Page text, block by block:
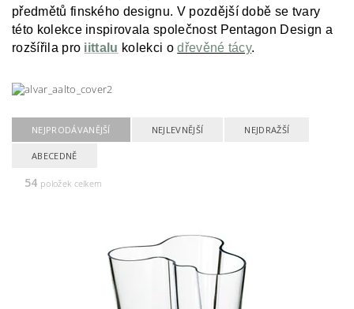
předmětů finského designu. V pozdější době se tvary
této kolekce inspirovala společnost Pentagon Design a
rozšířila pro iittalu kolekci odřevěné tácy.
NEJPRODÁVANĚJŠÍ NEJLEVNĚJŠÍ NEJDRAŽŠÍ
ABECEDNĚ
54 položek celkem